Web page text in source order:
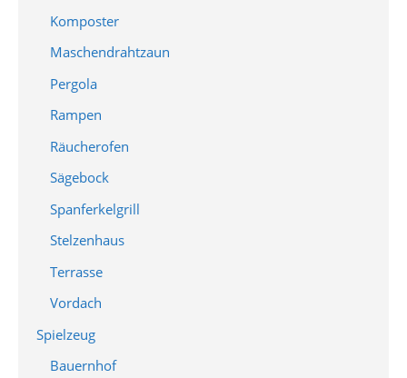
Komposter
Maschendrahtzaun
Pergola
Rampen
Räucherofen
Sägebock
Spanferkelgrill
Stelzenhaus
Terrasse
Vordach
Spielzeug
Bauernhof